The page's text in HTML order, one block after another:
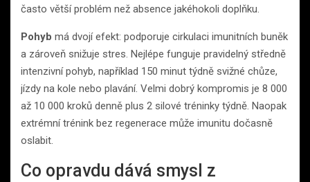
často větší problém než absence jakéhokoli doplňku.
Pohyb má dvojí efekt: podporuje cirkulaci imunitních buněk
a zároveň snižuje stres. Nejlépe funguje pravidelný středně
intenzivní pohyb, například 150 minut týdně svižné chůze,
jízdy na kole nebo plavání. Velmi dobrý kompromis je 8 000
až 10 000 kroků denně plus 2 silové tréninky týdně. Naopak
extrémní trénink bez regenerace může imunitu dočasně
oslabit.
Co opravdu dává smysl z